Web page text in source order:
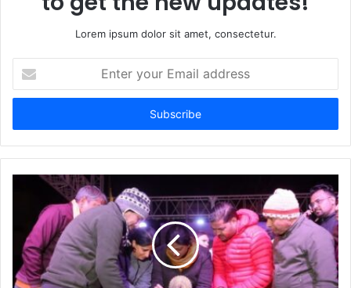
Lorem ipsum dolor sit amet, consectetur.
your
Email